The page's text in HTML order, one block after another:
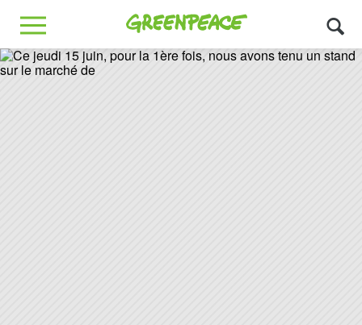
Greenpeace
MENU